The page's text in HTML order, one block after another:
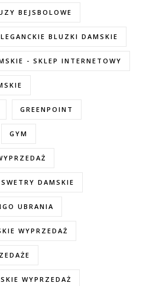
BEJSBOLOWE
BLUZKI DAMSKIE
- SKLEP INTERNETOWY
GREENPOINT
GYM
DAMSKIE
UBRANIA
WYPRZEDAŻ
WYPRZEDAŻ